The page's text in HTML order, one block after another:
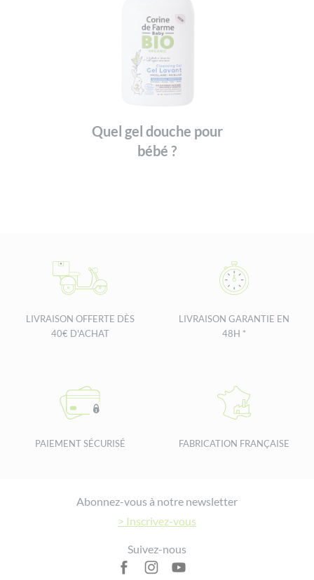
Quel gel douche pour
bébé ?
LIVRAISON OFFERTE DÈS
40€ D'ACHAT
LIVRAISON GARANTIE EN
48H *
PAIEMENT SÉCURISÉ FABRICATION FRANÇAISE
Abonnez-vous à notre newsletter
> Inscrivez-vous
Suivez-nous